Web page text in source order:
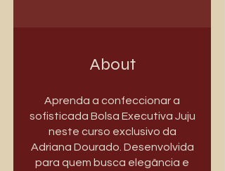
About
Aprenda a confeccionar a
sofisticada Bolsa Executiva Juju
neste curso exclusivo da
Adriana Dourado. Desenvolvida
para quem busca elegância e